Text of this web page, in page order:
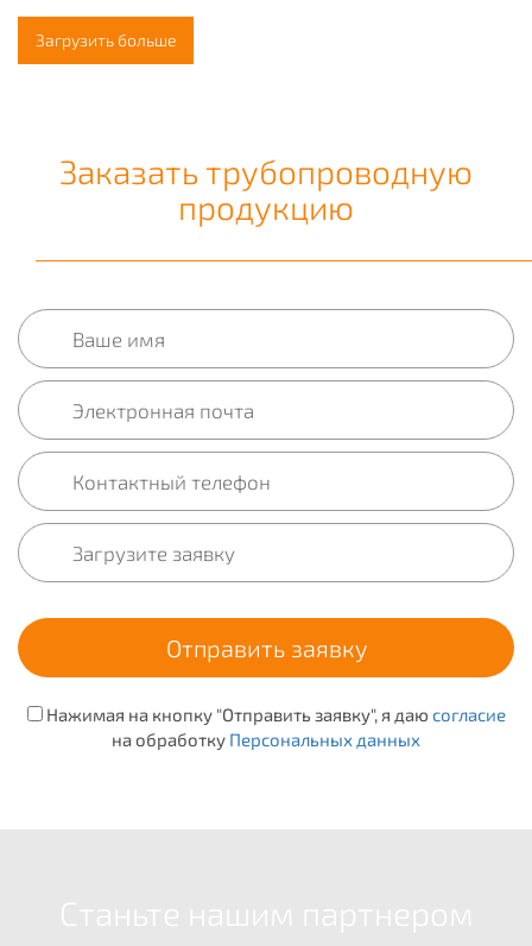
Загрузить больше
Заказать трубопроводную
продукцию
Нажимая на кнопку "Отправить заявку", я даю согласие
на обработку Персональных данных